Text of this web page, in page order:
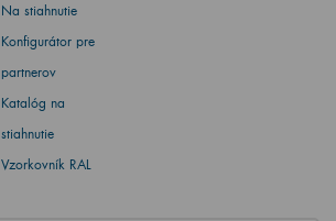
Na stiahnutie
Konfigurátor pre
partnerov
Katalóg na
stiahnutie
Vzorkovník RAL